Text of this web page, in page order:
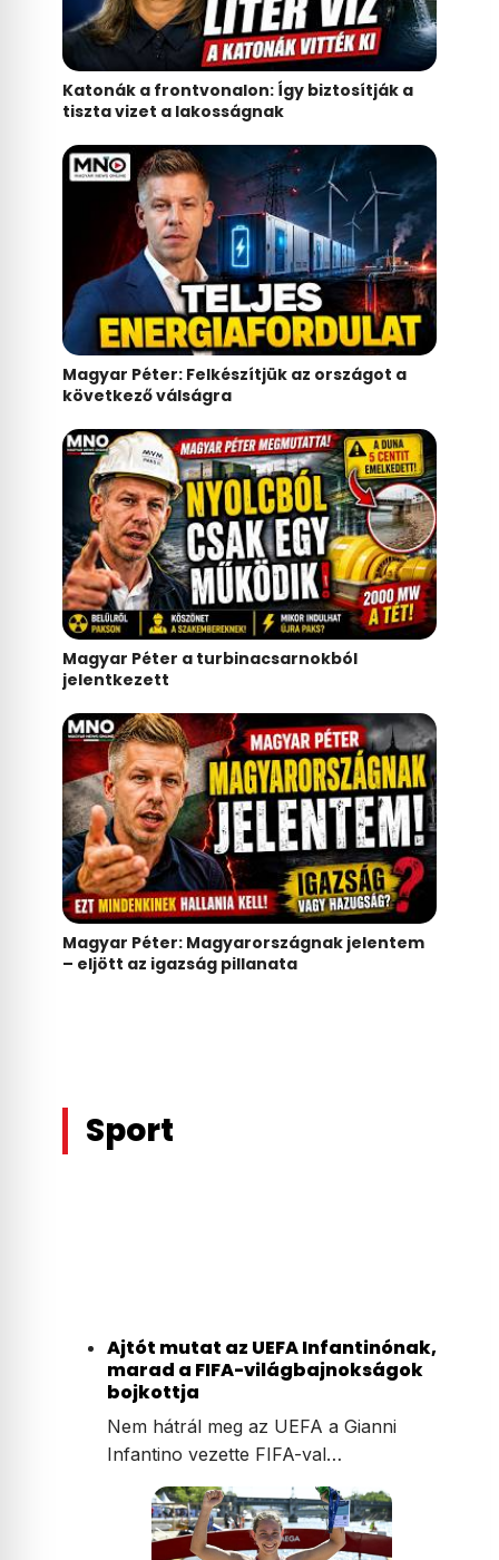
Katonák a frontvonalon: Így biztosítják a
tiszta vizet a lakosságnak
Magyar Péter: Felkészítjük az országot a
következő válságra
Magyar Péter a turbinacsarnokból
jelentkezett
Magyar Péter: Magyarországnak jelentem
– eljött az igazság pillanata
Sport
Ajtót mutat az UEFA Infantinónak,
marad a FIFA-világbajnokságok
bojkottja
Nem hátrál meg az UEFA a Gianni
Infantino vezette FIFA-val…